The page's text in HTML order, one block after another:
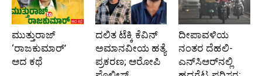
ಮುತ್ತುರಾಜ್
‘ರಾಜಕುಮಾರ್‍’
ಆದ ಕಥೆ
ದಲಿತ ಟೆಕ್ಕಿ ಕೆವಿನ್
ಅಮಾನವೀಯ ಹತ್ಯೆ
ಪ್ರಕರಣ; ಆರೋಪಿ
ದೀಪಾವಳಿಯ
ನಂತರ ದೆಹಲಿ-
ಎನ್‌ಸಿಆರ್‌ನಲ್ಲಿ